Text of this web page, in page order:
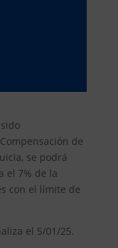
de
se podrá
el 7% de la
con el límite de
el 5/01/25.